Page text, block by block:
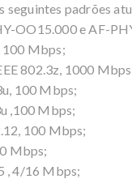
seguintes padrões
OO15.000 e AF-
100 Mbps;
802.3z, 1000
100 Mbps;
,100 Mbps;
100 Mbps;
Mbps;
, 4/16 Mbps;